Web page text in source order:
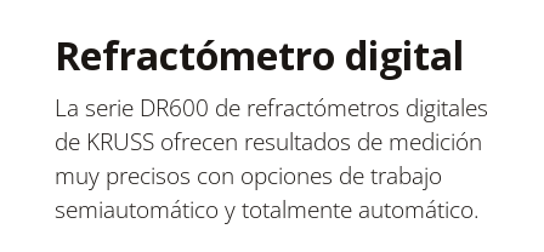
Refractómetro digital
La serie DR600 de refractómetros digitales
de KRUSS ofrecen resultados de medición
muy precisos con opciones de trabajo
semiautomático y totalmente automático.